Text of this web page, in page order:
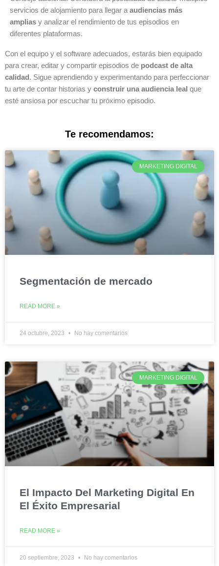
servicios de alojamiento para llegar a audiencias más
amplias y analizar el rendimiento de tus episodios en
diferentes plataformas.
Con el equipo y el software adecuados, estarás bien equipado
para crear, editar y compartir episodios de podcast de alta
calidad. Sigue aprendiendo y experimentando para perfeccionar
tu arte de contar historias y construir una audiencia leal que
esté ansiosa por escuchar tu próximo episodio.
Te recomendamos:
MARKETING DIGITAL
Segmentación de mercado
READ MORE »
24 octubre, 2023 No hay comentarios
MARKETING DIGITAL
El Impacto Del Marketing Digital En
El Éxito Empresarial
READ MORE »
20 septiembre, 2023 No hay comentarios